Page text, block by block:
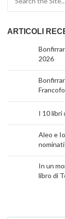
ARTICOLI
2026
I 10 libri
Aleo e
In un
libro di